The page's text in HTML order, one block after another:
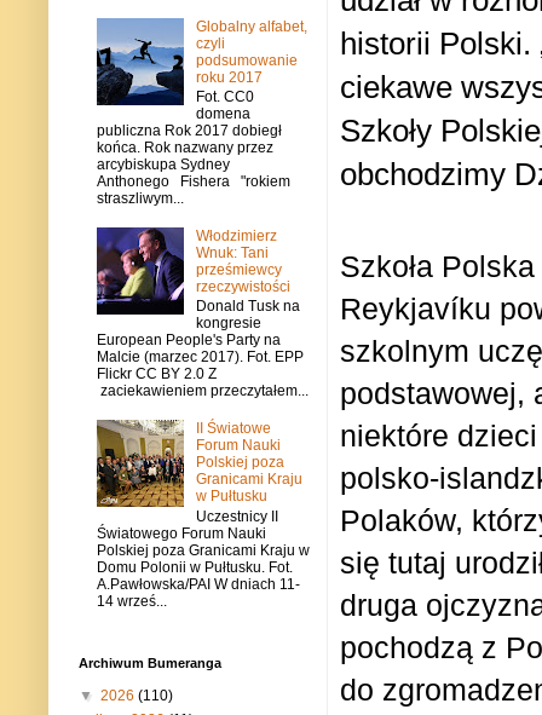
historii Polski.
ciekawe
Szkoły
obchodzimy
Szkoła
Reykjavíku
szkolnym
podstawowej,
niektóre
polsko-
Polaków,
się tutaj
druga
pochodzą z
do
Globalny alfabet,
czyli
podsumowanie
roku 2017
Fot. CC0
domena
publiczna Rok 2017 dobiegł
końca. Rok nazwany przez
arcybiskupa Sydney
Anthonego Fishera "rokiem
straszliwym...
Włodzimierz
Wnuk: Tani
prześmiewcy
rzeczywistości
Donald Tusk na
kongresie
European People's Party na
Malcie (marzec 2017). Fot. EPP
Flickr CC BY 2.0 Z
zaciekawieniem przeczytałem...
II Światowe
Forum Nauki
Polskiej poza
Granicami Kraju
w Pułtusku
Uczestnicy II
Światowego Forum Nauki
Polskiej poza Granicami Kraju w
Domu Polonii w Pułtusku. Fot.
A.Pawłowska/PAI W dniach 11-
14 wrześ...
Archiwum Bumeranga
▼ 2026 (110)